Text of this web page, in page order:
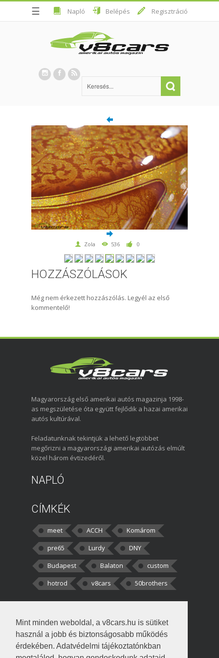
Mint minden weboldal, a v8cars.hu is sütiket
használ a jobb és biztonságosabb működés
érdekében. Adatvédelmi tájékoztatónkban
☰ Napló Belépés Regisztráció
Zola 536 0
HOZZÁSZÓLÁSOK
Még nem érkezett hozzászólás. Legyél az első
kommentelő!
Magyarország első amerikai autós magazinja 1998-
as megszületése óta együtt fejlődik a hazai amerikai
autós kultúrával.
Feladatunknak tekintjük a lehető legtöbbet
megőrizni a magyarországi amerikai autózás elmúlt
közel három évtizedéről.
NAPLÓ
CÍMKÉK
meet ACCH
Komárom
pre65
Lurdy
DNY
Budapest
Balaton
custom
hotrod
v8cars 50brothers
kortisz:Elszúrtam! Én csak két
darabbaal számoltam. Nem tudtam, hogy fél autót,